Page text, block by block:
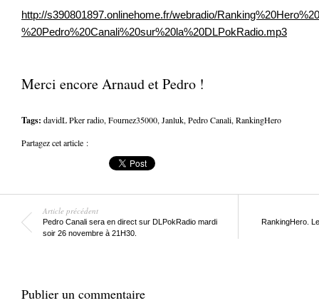
http://s390801897.onlinehome.fr/webradio/
%20Pedro%20Canali%20sur%20la%20DLPokRadio.mp3
Merci encore Arnaud et Pedro !
Tags: davidL Pker radio, Fournez35000, Janluk, Pedro Canali, RankingHero
Partagez cet article :
Article précédent
Pedro Canali sera en direct sur DLPokRadio mardi
soir 26 novembre à 21H30.
RankingHero.
Publier un commentaire